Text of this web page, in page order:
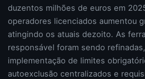
duzentos milhões de euros em
operadores licenciados aumentou
atingindo os atuais dezoito. As
responsável foram sendo
implementação de limites
autoexclusão centralizados e